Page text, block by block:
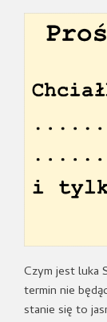
Czym jest luka
termin nie
stanie się to